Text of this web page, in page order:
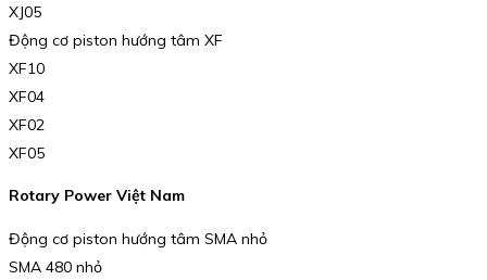
XJ05
Động cơ piston hướng tâm XF
XF10
XF04
XF02
XF05
Rotary Power Việt Nam
Động cơ piston hướng tâm SMA nhỏ
SMA 480 nhỏ